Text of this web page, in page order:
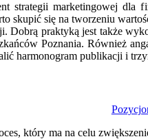
strategii marketingowej dla
skupić się na tworzeniu
Dobrą praktyką jest także
Poznania. Również
harmonogram publikacji i
który ma na celu